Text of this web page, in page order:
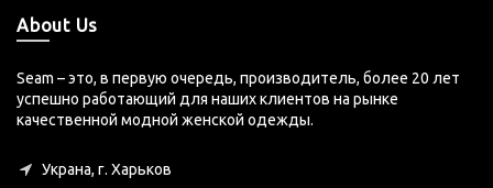
About Us
Seam – это, в первую очередь, производитель, более 20 лет
успешно работающий для наших клиентов на рынке
качественной модной женской одежды.
Украна, г. Харьков